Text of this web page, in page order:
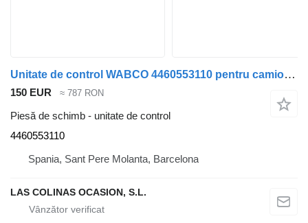
Unitate de control WABCO 4460553110 pentru camion Renault PREMIUM 420
150 EUR ≈ 787 RON
Piesă de schimb - unitate de control
4460553110
Spania, Sant Pere Molanta, Barcelona
LAS COLINAS OCASION, S.L.